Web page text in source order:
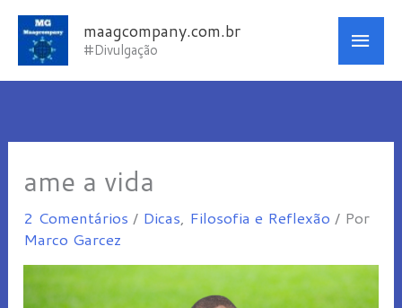
para
maagcompany.com.br
#Divulgação
ame a vida
2 Comentários / Dicas Filosofia e Reflexão / Por
Marco Garcez